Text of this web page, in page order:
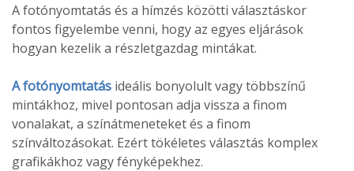
A fotónyomtatás és a hímzés közötti választáskor
fontos figyelembe venni, hogy az egyes eljárások
hogyan kezelik a részletgazdag mintákat.
A fotónyomtatás ideális bonyolult vagy többszínű
mintákhoz, mivel pontosan adja vissza a finom
vonalakat, a színátmeneteket és a finom
színváltozásokat. Ezért tökéletes választás komplex
grafikákhoz vagy fényképekhez.